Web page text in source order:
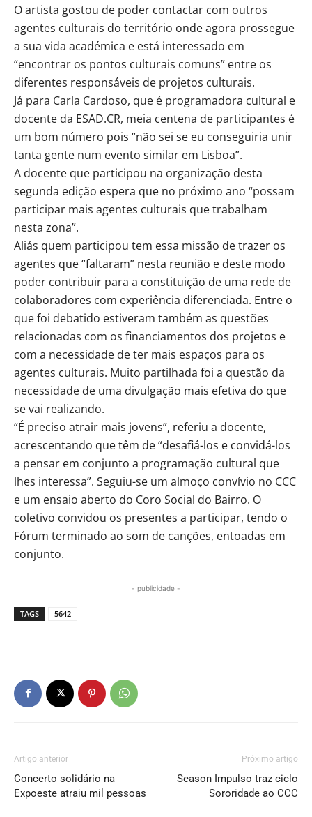
O artista gostou de poder contactar com outros
agentes culturais do território onde agora prossegue
a sua vida académica e está interessado em
“encontrar os pontos culturais comuns” entre os
diferentes responsáveis de projetos culturais.
Já para Carla Cardoso, que é programadora cultural e
docente da ESAD.CR, meia centena de participantes é
um bom número pois “não sei se eu conseguiria unir
tanta gente num evento similar em Lisboa”.
A docente que participou na organização desta
segunda edição espera que no próximo ano “possam
participar mais agentes culturais que trabalham
nesta zona”.
Aliás quem participou tem essa missão de trazer os
agentes que “faltaram” nesta reunião e deste modo
poder contribuir para a constituição de uma rede de
colaboradores com experiência diferenciada. Entre o
que foi debatido estiveram também as questões
relacionadas com os financiamentos dos projetos e
com a necessidade de ter mais espaços para os
agentes culturais. Muito partilhada foi a questão da
necessidade de uma divulgação mais efetiva do que
se vai realizando.
“É preciso atrair mais jovens”, referiu a docente,
acrescentando que têm de “desafiá-los e convidá-los
a pensar em conjunto a programação cultural que
lhes interessa”. Seguiu-se um almoço convívio no CCC
e um ensaio aberto do Coro Social do Bairro. O
coletivo convidou os presentes a participar, tendo o
Fórum terminado ao som de canções, entoadas em
conjunto.
- publicidade -
TAGS 5642
Artigo anterior
Concerto solidário na
Expoeste atraiu mil pessoas
Próximo artigo
Season Impulso traz ciclo
Sororidade ao CCC